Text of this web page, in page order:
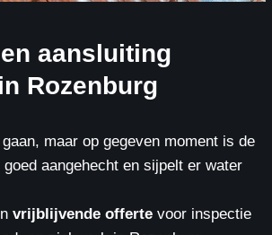
aansluiting
Rozenburg
maar op gegeven moment is de
aangehecht en sijpelt er water
vrijblijvende offertevoor inspectie